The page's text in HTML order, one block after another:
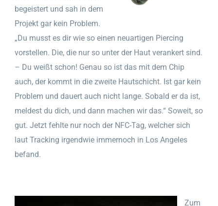
begeistert und sah in dem
Projekt gar kein Problem.
„Du musst es dir wie so einen neuartigen Piercing
vorstellen. Die, die nur so unter der Haut verankert sind.
– Du weißt schon! Genau so ist das mit dem Chip
auch, der kommt in die zweite Hautschicht. Ist gar kein
Problem und dauert auch nicht lange. Sobald er da ist,
meldest du dich, und dann machen wir das.“ Soweit, so
gut. Jetzt fehlte nur noch der NFC-Tag, welcher sich
laut Tracking irgendwie immernoch in Los Angeles
befand.
Zum